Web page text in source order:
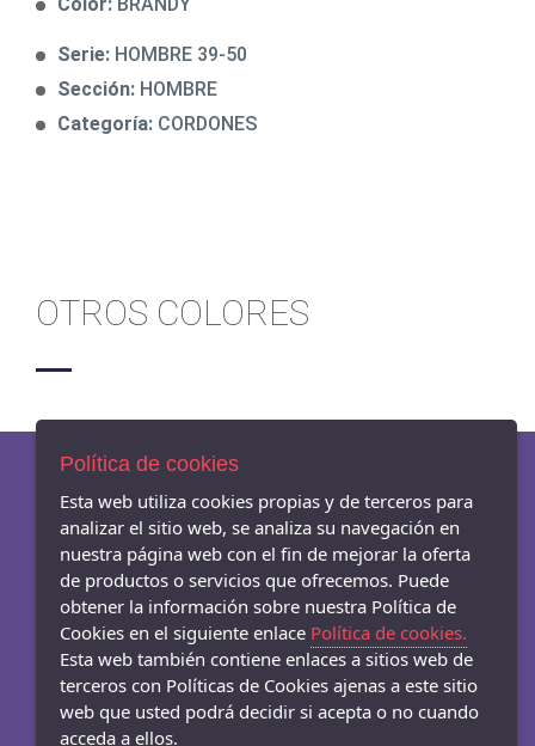
Serie: HOMBRE 39-50
Sección: HOMBRE
Categoría: CORDONES
OTROS COLORES
AVISO LEGAL
POLÍTICA DE COOKIES
ENVÍOS Y DEVOLUCIONES
- Carrer Mar 54-56, Badalona - 08911 (Barcelona)
933845003
Política de cookies
Esta web utiliza cookies propias y de terceros para
analizar el sitio web, se analiza su navegación en
nuestra página web con el fin de mejorar la oferta
de productos o servicios que ofrecemos. Puede
obtener la información sobre nuestra Política de
Cookies en el siguiente enlace Política de cookies.
Esta web también contiene enlaces a sitios web de
terceros con Políticas de Cookies ajenas a este sitio
web que usted podrá decidir si acepta o no cuando
acceda a ellos.